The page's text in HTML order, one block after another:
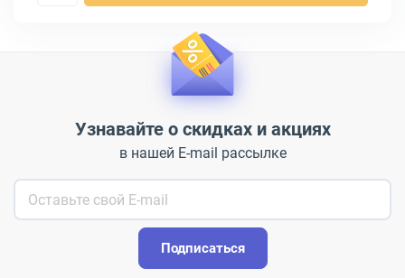
Узнавайте о скидках и акциях
в нашей E-mail рассылке
Подписаться